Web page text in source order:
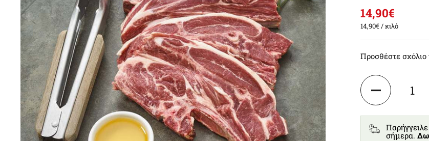
14,90€
14,90€/ κιλό
Προσθέστε σχόλιο
Ποσότητα
σήμερα.